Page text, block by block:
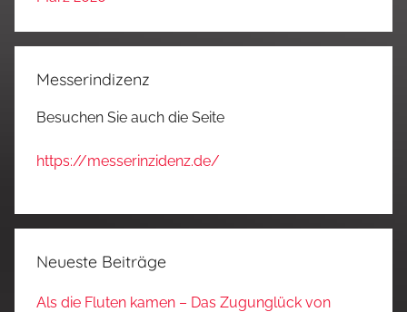
Messerindizenz
Besuchen Sie auch die Seite
https://messerinzidenz.de/
Neueste Beiträge
Als die Fluten kamen – Das Zugunglück von